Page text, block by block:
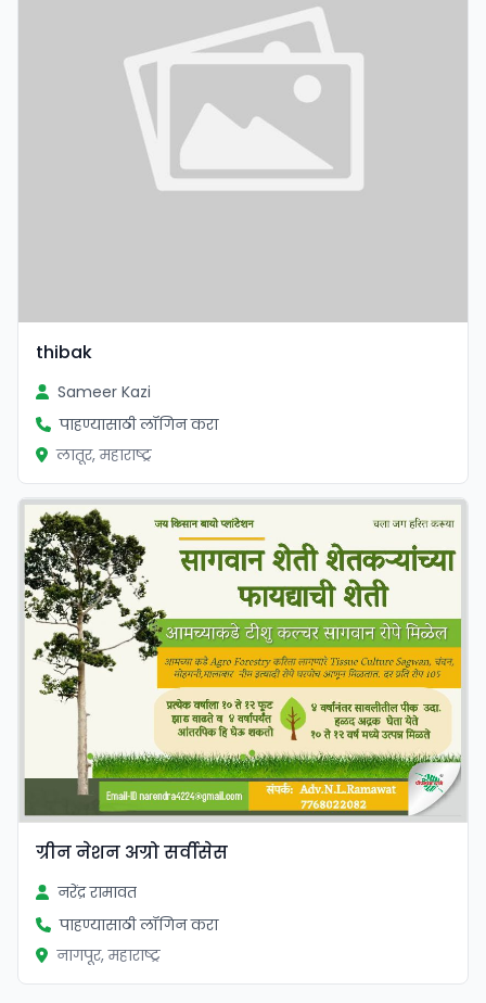
thibak
Sameer Kazi
पाहण्यासाठी लॉगिन करा
लातूर, महाराष्ट्र
सत्यापित
ग्रीन नेशन अग्रो सर्वीसेस
नरेंद्र रामावत
पाहण्यासाठी लॉगिन करा
नागपूर, महाराष्ट्र